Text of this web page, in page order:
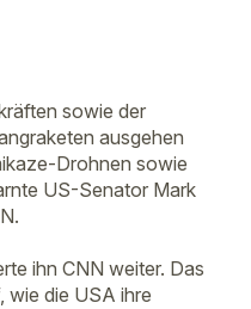
sowie der
ausgehen
Drohnen sowie
US-Senator Mark
ihn CNN weiter. Das
wie die USA ihre